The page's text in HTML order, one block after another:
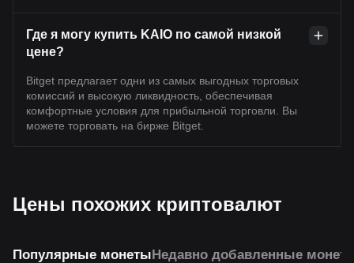
Где я могу купить KAIO по самой низкой
цене?
Bitget предлагает одни из самых выгодных торговых
комиссий и высокую ликвидность, обеспечивая
комфортные условия для прибыльной торговли. Вы
можете торговать на бирже Bitget.
Цены похожих криптовалют
Популярные монетыНедавно добавленные